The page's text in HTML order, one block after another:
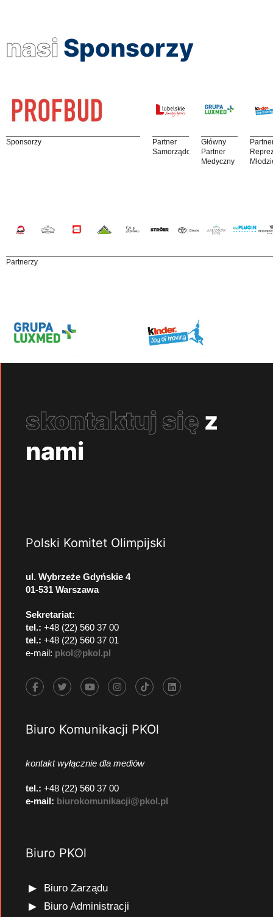
nasi Sponsorzy
Sponsorzy
Partner
Samorządowy
Główny
Partner
Medyczny
Partnerzy
skontaktuj się z
nami
Polski Komitet Olimpijski
ul. Wybrzeże Gdyńskie 4
01-531 Warszawa
Sekretariat:
tel.: +48 (22) 560 37 00
tel.: +48 (22) 560 37 01
e-mail: pkol@pkol.pl
Biuro Komunikacji PKOl
kontakt wyłącznie dla mediów
tel.: +48 (22) 560 37 00
e-mail: biurokomunikacji@pkol.pl
Biuro PKOl
Biuro Zarządu
Biuro Administracji